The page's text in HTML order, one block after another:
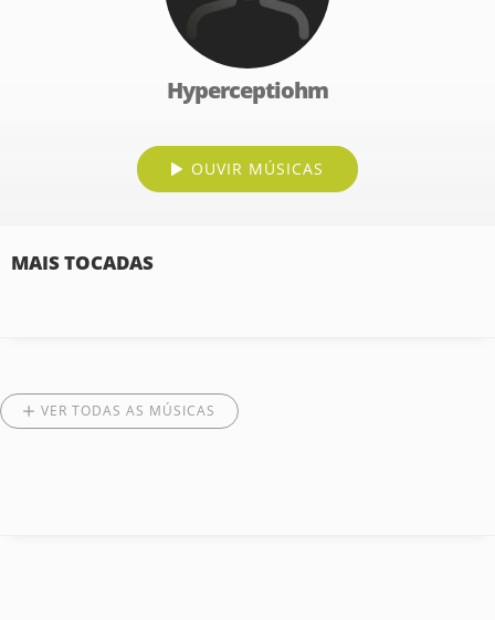
Hyperceptiohm
OUVIR MÚSICAS
MAIS TOCADAS
VER TODAS AS MÚSICAS